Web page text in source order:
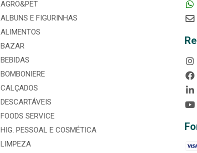
AGRO&PET
ALBUNS E FIGURINHAS
ALIMENTOS
BAZAR
BEBIDAS
BOMBONIERE
CALÇADOS
DESCARTÁVEIS
FOODS SERVICE
HIG. PESSOAL E COSMÉTICA
LIMPEZA